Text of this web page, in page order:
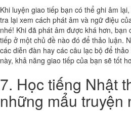
Khi luyện giao tiếp bạn có thể ghi âm
tra lại xem cách phát âm và ngữ điệu
nhé! Khi đã phát âm được khá hơn,
tiếp ở một chủ đề nào đó để thảo luận.
các diễn đàn hay các câu lạc bộ để
này, khả năng giao tiếp của bạn sẽ tốt
7. Học tiếng Nhật
những mẩu truyện